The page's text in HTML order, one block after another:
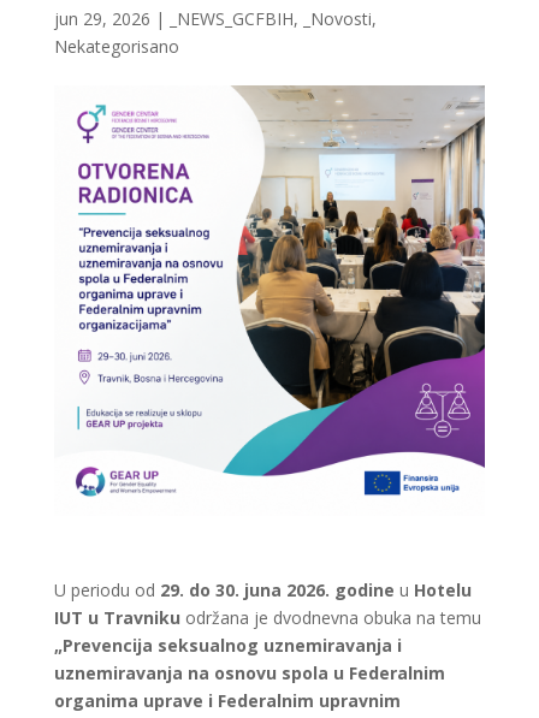
jun 29, 2026 | _NEWS_GCFBIH, _Novosti,
Nekategorisano
U periodu od 29. do 30. juna 2026. godine u Hotelu
IUT u Travniku održana je dvodnevna obuka na temu
„Prevencija seksualnog uznemiravanja i
uznemiravanja na osnovu spola u Federalnim
organima uprave i Federalnim upravnim